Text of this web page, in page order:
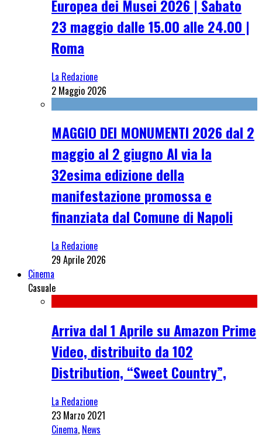
Europea dei Musei 2026 | Sabato
23 maggio dalle 15.00 alle 24.00 |
Roma
La Redazione
2 Maggio 2026
MAGGIO DEI MONUMENTI 2026 dal 2
maggio al 2 giugno Al via la
32esima edizione della
manifestazione promossa e
finanziata dal Comune di Napoli
La Redazione
29 Aprile 2026
Cinema
Casuale
Arriva dal 1 Aprile su Amazon Prime
Video, distribuito da 102
Distribution, “Sweet Country”,
La Redazione
23 Marzo 2021
Cinema, News